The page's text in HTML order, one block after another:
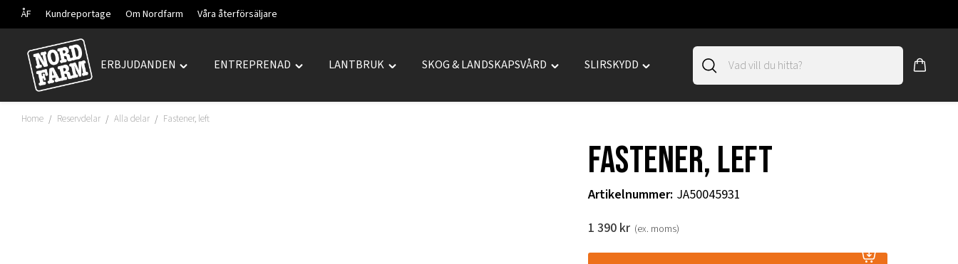
ÅF Kundreportage Om Nordfarm Våra återförsäljare
Hoppa
innehåll
ERBJUDANDEN
Toggle
menu
ENTREPRENAD
Toggle
LANTBRUK
Toggle
SKOG & LANDSKAPSVÅRD
Toggle
SLIRSKYDD
Toggle
Home / Reservdelar / Alla delar / Fastener, left
Fastener, left
Artikelnummer: JA50045931
1 390 kr (ex. moms)